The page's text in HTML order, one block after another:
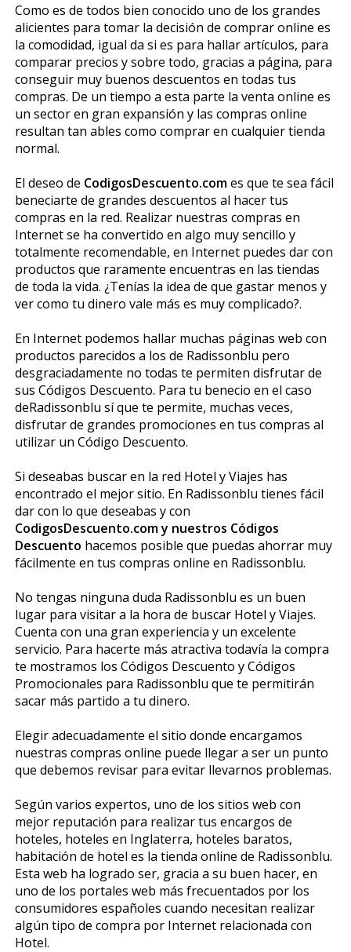
Como es de todos bien conocido uno de los grandes
alicientes para tomar la decisión de comprar online es
la comodidad, igual da si es para hallar artículos, para
comparar precios y sobre todo, gracias a página, para
conseguir muy buenos descuentos en todas tus
compras. De un tiempo a esta parte la venta online es
un sector en gran expansión y las compras online
resultan tan fiables como comprar en cualquier tienda
normal.
El deseo de CodigosDescuento.comes que te sea fácil
beneficiarte de grandes descuentos al hacer tus
compras en la red. Realizar nuestras compras en
Internet se ha convertido en algo muy sencillo y
totalmente recomendable, en Internet puedes dar con
productos que raramente encuentras en las tiendas
de toda la vida. ¿Tenías la idea de que gastar menos y
ver como tu dinero vale más es muy complicado?.
En Internet podemos hallar muchas páginas web con
productos parecidos a los de Radissonblu pero
desgraciadamente no todas te permiten disfrutar de
sus Códigos Descuento. Para tu beneficio en el caso
deRadissonblu sí que te permite, muchas veces,
disfrutar de grandes promociones en tus compras al
utilizar un Código Descuento.
Si deseabas buscar en la red Hotel y Viajes has
encontrado el mejor sitio. En Radissonblu tienes fácil
dar con lo que deseabas y con
CodigosDescuento.com y nuestros Códigos
Descuento hacemos posible que puedas ahorrar muy
fácilmente en tus compras online en Radissonblu.
No tengas ninguna duda Radissonblu es un buen
lugar para visitar a la hora de buscar Hotel y Viajes.
Cuenta con una gran experiencia y un excelente
servicio. Para hacerte más atractiva todavía la compra
te mostramos los Códigos Descuento y Códigos
Promocionales para Radissonblu que te permitirán
sacar más partido a tu dinero.
Elegir adecuadamente el sitio donde encargamos
nuestras compras online puede llegar a ser un punto
que debemos revisar para evitar llevarnos problemas.
Según varios expertos, uno de los sitios web con
mejor reputación para realizar tus encargos de
hoteles, hoteles en Inglaterra, hoteles baratos,
habitación de hotel es la tienda online de Radissonblu.
Esta web ha logrado ser, gracia a su buen hacer, en
uno de los portales web más frecuentados por los
consumidores españoles cuando necesitan realizar
algún tipo de compra por Internet relacionada con
Hotel.